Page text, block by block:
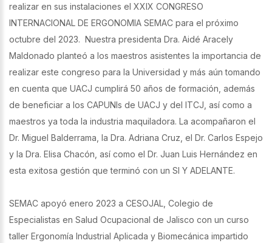
realizar en sus instalaciones el XXIX CONGRESO
INTERNACIONAL DE ERGONOMIA SEMAC para el próximo
octubre del 2023. Nuestra presidenta Dra. Aidé Aracely
Maldonado planteó a los maestros asistentes la importancia de
realizar este congreso para la Universidad y más aún tomando
en cuenta que UACJ cumplirá 50 años de formación, además
de beneficiar a los CAPUNIs de UACJ y del ITCJ, así como a
maestros ya toda la industria maquiladora. La acompañaron el
Dr. Miguel Balderrama, la Dra. Adriana Cruz, el Dr. Carlos Espejo
y la Dra. Elisa Chacón, así como el Dr. Juan Luis Hernández en
esta exitosa gestión que terminó con un SI Y ADELANTE.
SEMAC apoyó enero 2023 a CESOJAL, Colegio de
Especialistas en Salud Ocupacional de Jalisco con un curso
taller Ergonomía Industrial Aplicada y Biomecánica impartido